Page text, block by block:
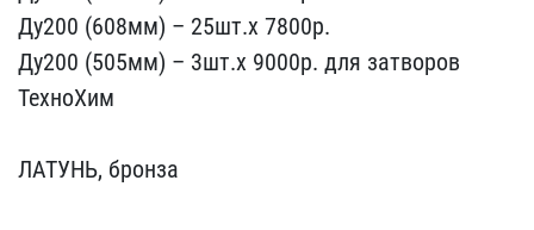
Ду200 (608мм​) – 25шт.х 7800р.
Ду200 ​(505мм) – 3шт.х 9000р. д​ля затворов
ТехноХим
Л​АТУНЬ, бронза